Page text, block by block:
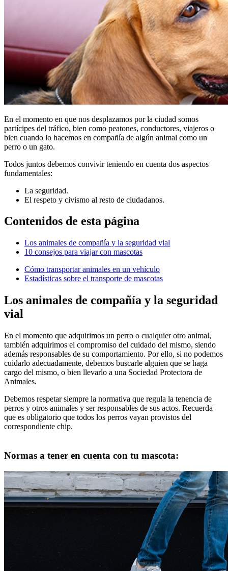
En el momento en que nos desplazamos por la ciudad somos
partícipes del tráfico, bien como peatones, conductores, viajeros o
bien cuando lo hacemos en compañía de algún animal como un
perro o un gato.
Todos juntos debemos convivir teniendo en cuenta dos aspectos
fundamentales:
La seguridad.
El respeto y civismo al resto de ciudadanos.
Contenidos de esta página
Los animales de compañía y la seguridad vial
10 consejos para viajar con mascotas
Cómo transportar animales en un vehículo
Estadísticas sobre el transporte de mascotas
Los animales de compañía y la seguridad
vial
En el momento que adquirimos un perro o cualquier otro animal,
también adquirimos el compromiso del cuidado del mismo, siendo
además responsables de su comportamiento. Por ello, si no podemos
cuidarlo adecuadamente, debemos buscarle alguien que se haga
cargo del mismo, o bien llevarlo a una Sociedad Protectora de
Animales.
Debemos respetar siempre la normativa que regula la tenencia de
perros y otros animales y ser responsables de sus actos. Recuerda
que es obligatorio que todos los perros vayan provistos del
correspondiente chip.
Normas a tener en cuenta con tu mascota: